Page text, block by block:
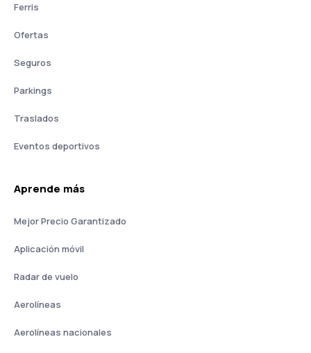
Ferris
Ofertas
Seguros
Parkings
Traslados
Eventos deportivos
Aprende más
Mejor Precio Garantizado
Aplicación móvil
Radar de vuelo
Aerolíneas
Aerolíneas nacionales